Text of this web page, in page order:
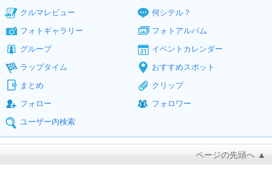
クルマレビュー
何シテル？
フォトギャラリー
フォトアルバム
グループ
イベントカレンダー
ラップタイム
おすすめスポット
まとめ
クリップ
フォロー
フォロワー
ユーザー内検索
ページの先頭へ ▲